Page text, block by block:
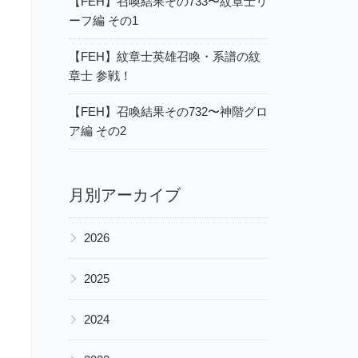
ーフ編 その1
【FEH】紋章士英雄召喚・系譜の紋
章士 参戦！
【FEH】召喚結果その732〜神階グロ
ア編 その2
月別アーカイブ
▶ 2026
▶ 2025
▶ 2024